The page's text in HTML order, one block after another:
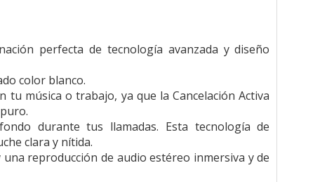
perfecta de tecnología avanzada y diseño
color blanco.
música o trabajo, ya que la Cancelación Activa
durante tus llamadas. Esta tecnología de
clara y nítida.
reproducción de audio estéreo inmersiva y de